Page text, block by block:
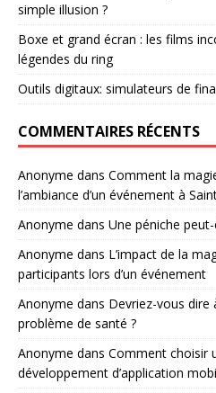
simple illusion ?
Boxe et grand écran : les films
légendes du ring
Outils digitaux: simulateurs de
COMMENTAIRES RÉCENTS
Anonyme dans Comment la
l’ambiance d’un événement à
Anonyme dans Une péniche
Anonyme dans L’impact de la
participants lors d’un événement
Anonyme dans Devriez-vous
problème de santé ?
Anonyme dans Comment choisir
développement d’application